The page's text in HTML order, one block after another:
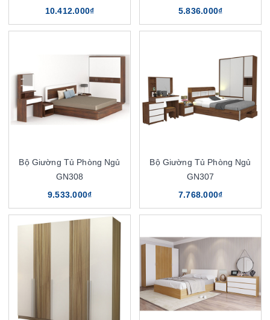
10.412.000₫
5.836.000₫
Bộ Giường Tủ Phòng Ngủ
GN308
9.533.000₫
Bộ Giường Tủ Phòng Ngủ
GN307
7.768.000₫